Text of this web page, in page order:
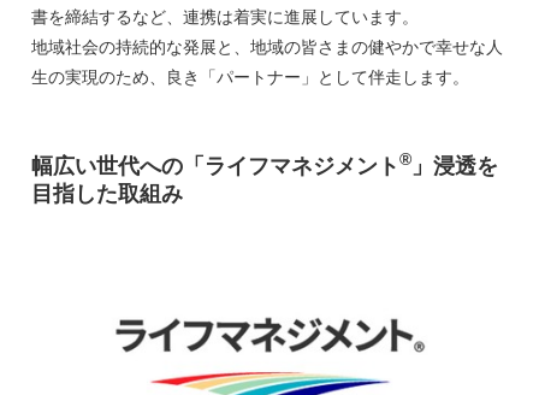
書を締結するなど、連携は着実に進展しています。
地域社会の持続的な発展と、地域の皆さまの健やかで幸せな人
生の実現のため、良き「パートナー」として伴走します。
幅広い世代への「ライフマネジメント® 」浸透を
目指した取組み